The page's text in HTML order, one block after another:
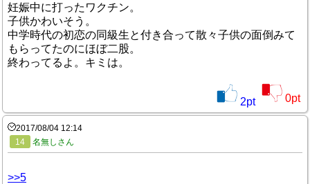
妊娠中に打ったワクチン。
子供かわいそう。
中学時代の初恋の同級生と付き合って散々子供の面倒みて
もらってたのにほぼ二股。
終わってるよ。キミは。
2pt 0pt
2017/08/04 12:14
14
名無しさん
>>5